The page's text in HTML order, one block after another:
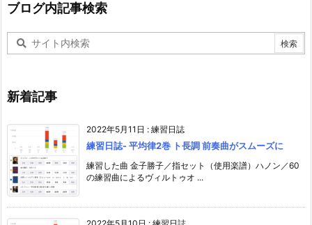
ブログ内記事検索
新着記事
2022年5月11日 : 練習日誌
練習日誌- 平均律2巻 ト長調 前奏曲がスムーズに
練習した曲 金子勝子／指セット（使用楽譜）ハノン／60
の練習曲によるヴィルトゥオ ...